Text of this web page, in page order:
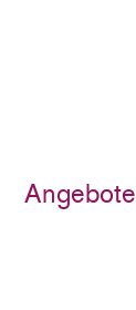
Angebote